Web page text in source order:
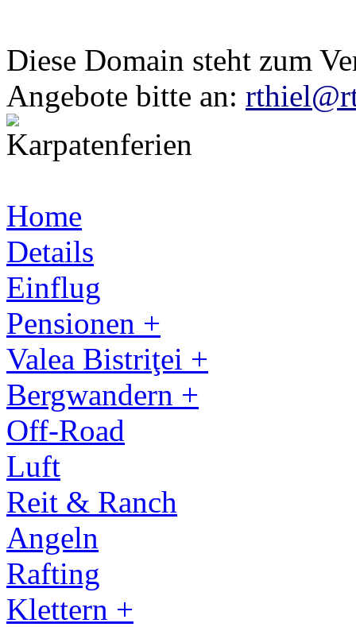
Diese Domain steht zum
Angebote bitte an:
Home
Details
Einflug
Pensionen +
Valea Bistriţei +
Bergwandern +
Off-Road
Luft
Reit & Ranch
Angeln
Rafting
Klettern +